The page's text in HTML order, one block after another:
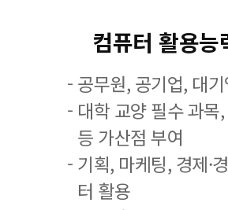
컴퓨터 활용능
- 공무원, 공기업, 대
- 대학 교양 필수 과
등 가산점 부여
- 기획, 마케팅, 경제·
터 활용